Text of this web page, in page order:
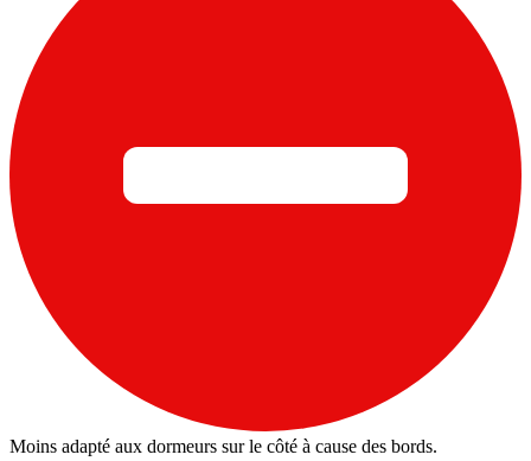
Moins adapté aux dormeurs sur le côté à cause des bords.